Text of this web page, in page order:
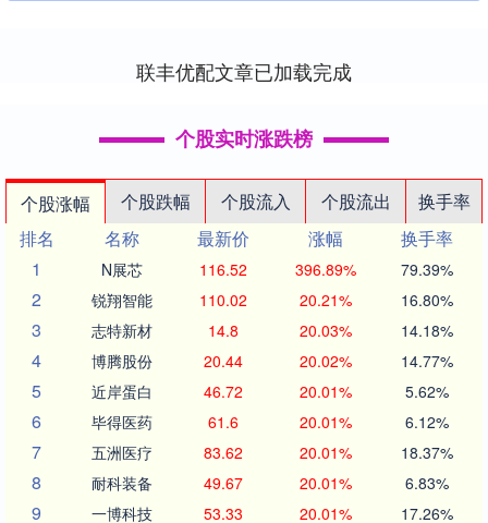
联丰优配文章已加载完成
个股实时涨跌榜
个股涨幅 个股跌幅 个股流入 个股流出
换手率
排名
名称 最新价 涨幅
换手率
1
N展芯 116.52 396.89% 79.39%
2 锐翔智能 110.02 20.21% 16.80%
3 志特新材 14.8 20.03% 14.18%
4 博腾股份 20.44 20.02% 14.77%
5 近岸蛋白 46.72 20.01% 5.62%
6 毕得医药 61.6 20.01% 6.12%
7 五洲医疗 83.62 20.01% 18.37%
8 耐科装备 49.67 20.01% 6.83%
9 一博科技 53.33 20.01% 17.26%